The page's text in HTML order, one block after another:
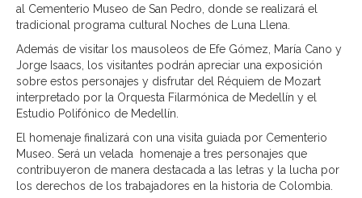
al Cementerio Museo de San Pedro, donde se realizará el
tradicional programa cultural Noches de Luna Llena.
Además de visitar los mausoleos de Efe Gómez, María Cano y
Jorge Isaacs, los visitantes podrán apreciar una exposición
sobre estos personajes y disfrutar del Réquiem de Mozart
interpretado por la Orquesta Filarmónica de Medellín y el
Estudio Polifónico de Medellín.
El homenaje finalizará con una visita guiada por Cementerio
Museo. Será un velada homenaje a tres personajes que
contribuyeron de manera destacada a las letras y la lucha por
los derechos de los trabajadores en la historia de Colombia.